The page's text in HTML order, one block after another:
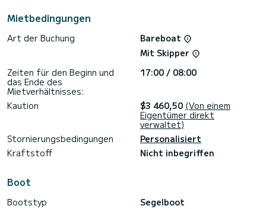
Dieses Boot ist ausgestattet mit ein Rollgroßsegel und eine
Wassermacher, USB-Steckdose, Autopilot, TV, Duschbrücke,
Außenlautsprecher, WLAN und Internet, Bluetooth-
Für Anfragen, Informationen oder Reservierungen klicken Sie
auf "erhalten ein Angebot", ein SamBoat-Experte wird Ihnen
Mietbedingungen
Art der Buchung
Bareboat
Mit Skipper
Zeiten für den Beginn und
das Ende des
Mietverhältnisses:
17:00 / 08:00
Kaution $3 460,50 (Von einem
Eigentümer direkt
verwaltet)
Stornierungsbedingungen
Personalisiert
Kraftstoff
Nicht inbegriffen
Boot
Bootstyp
Segelboot